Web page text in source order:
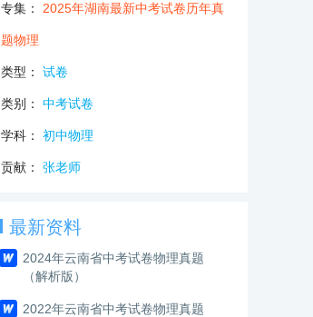
专集： 2025年湖南最新中考试卷历年真
题物理
类型： 试卷
类别： 中考试卷
学科： 初中物理
贡献： 张老师
最新资料
2024年云南省中考试卷物理真题
（解析版）
2022年云南省中考试卷物理真题